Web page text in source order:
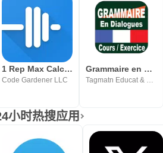
1 Rep Max Calculator and Log
Code Gardener LLC
Grammaire en dialogues - Audio
Tagmatn Educat & Games
小时热搜应用